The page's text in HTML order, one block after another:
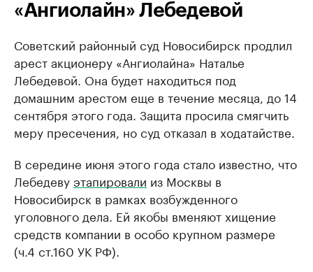
«Ангиолайн» Лебедевой
Советский районный суд Новосибирск продлил
арест акционеру «Ангиолайна» Наталье
Лебедевой. Она будет находиться под
домашним арестом еще в течение месяца, до 14
сентября этого года. Защита просила смягчить
меру пресечения, но суд отказал в ходатайстве.
В середине июня этого года стало известно, что
Лебедевуэтапировали из Москвы в
Новосибирск в рамках возбужденного
уголовного дела. Ей якобы вменяют хищение
средств компании в особо крупном размере
(ч.4 ст.160 УК РФ).